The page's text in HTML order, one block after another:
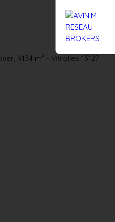
Nous contacter